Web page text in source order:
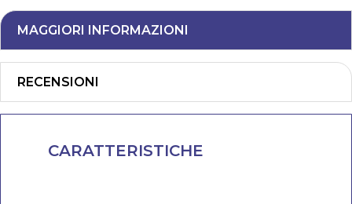
MAGGIORI INFORMAZIONI
RECENSIONI
CARATTERISTICHE